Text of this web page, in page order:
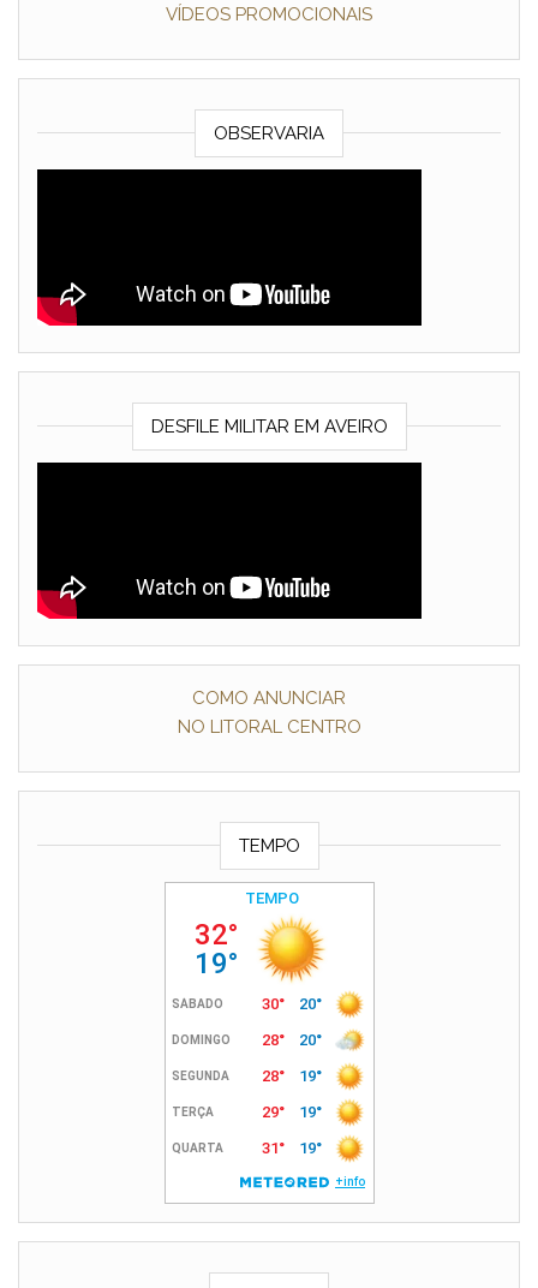
VÍDEOS PROMOCIONAIS
OBSERVARIA
DESFILE MILITAR EM AVEIRO
COMO ANUNCIAR
NO LITORAL CENTRO
TEMPO